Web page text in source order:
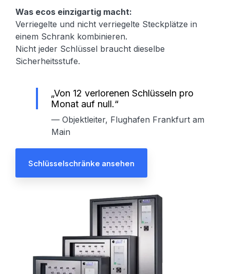
Was ecos einzigartig macht:
Verriegelte und nicht verriegelte Steckplätze in
einem Schrank kombinieren.
Nicht jeder Schlüssel braucht dieselbe
Sicherheitsstufe.
„Von 12 verlorenen Schlüsseln pro
Monat auf null.“
— Objektleiter, Flughafen Frankfurt am
Main
Schlüsselschränke ansehen